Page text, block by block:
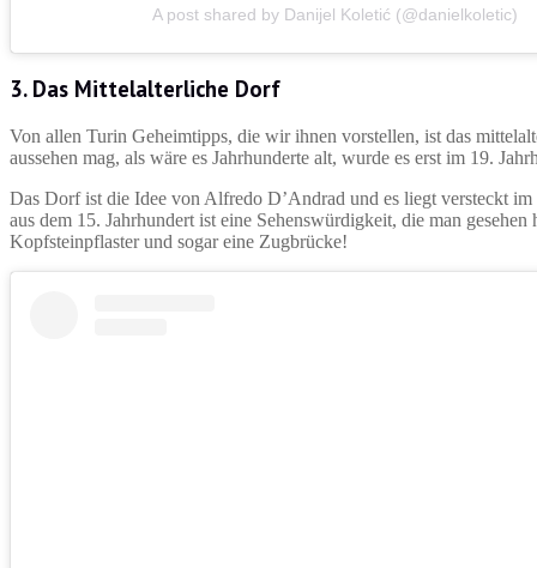
A post shared by Danijel Koletić (@danielkoletic)
3. Das Mittelalterliche Dorf
Von allen Turin Geheimtipps, die wir ihnen vorstellen, ist das
aussehen mag, als wäre es Jahrhunderte alt, wurde es erst im 19.
Das Dorf ist die Idee von Alfredo D’Andrad und es liegt versteckt
aus dem 15. Jahrhundert ist eine Sehenswürdigkeit, die man
Kopfsteinpflaster und sogar eine Zugbrücke!